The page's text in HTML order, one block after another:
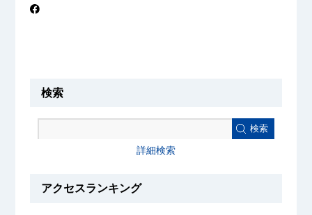
検索
検索
詳細検索
アクセスランキング